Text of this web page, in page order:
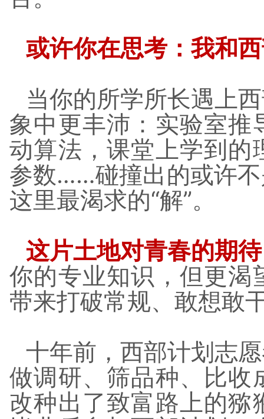
或许你在思考：我和
当你的所学所长遇上
象中更丰沛：实验室推
动算法，课堂上学到的
参数……碰撞出的或许
这里最渴求的“解”。
这片土地对青春的期
你的专业知识，但更渴
带来打破常规、敢想敢
十年前，西部计划志
做调研、筛品种、比收
改种出了致富路上的猕